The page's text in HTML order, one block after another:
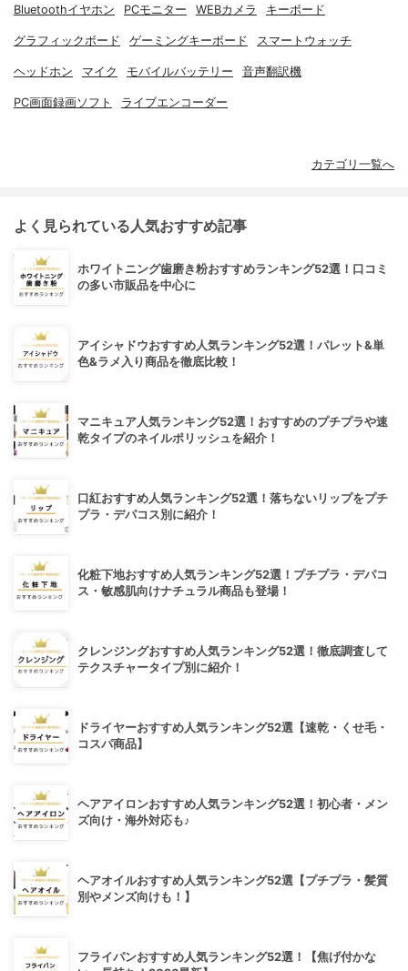
Bluetoothイヤホン PCモニター WEBカメラ キーボード
グラフィックボード ゲーミングキーボード スマートウォッチ
ヘッドホン マイク モバイルバッテリー 音声翻訳機
PC画面録画ソフト ライブエンコーダー
カテゴリ一覧へ
よく見られている人気おすすめ記事
ホワイトニング歯磨き粉おすすめランキング52選！口コミ
の多い市販品を中心に
アイシャドウおすすめ人気ランキング52選！パレット&単
色&ラメ入り商品を徹底比較！
マニキュア人気ランキング52選！おすすめのプチプラや速
乾タイプのネイルポリッシュを紹介！
口紅おすすめ人気ランキング52選！落ちないリップをプチ
プラ・デパコス別に紹介！
化粧下地おすすめ人気ランキング52選！プチプラ・デパコ
ス・敏感肌向けナチュラル商品も登場！
クレンジングおすすめ人気ランキング52選！徹底調査して
テクスチャータイプ別に紹介！
ドライヤーおすすめ人気ランキング52選【速乾・くせ毛・
コスパ商品】
ヘアアイロンおすすめ人気ランキング52選！初心者・メン
ズ向け・海外対応も♪
ヘアオイルおすすめ人気ランキング52選【プチプラ・髪質
別やメンズ向けも！】
フライパンおすすめ人気ランキング52選！【焦げ付かな